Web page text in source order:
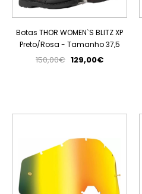
Botas THOR WOMEN`S BLITZ XP
Preto/Rosa - Tamanho 37,5
150,00€ 129,00€